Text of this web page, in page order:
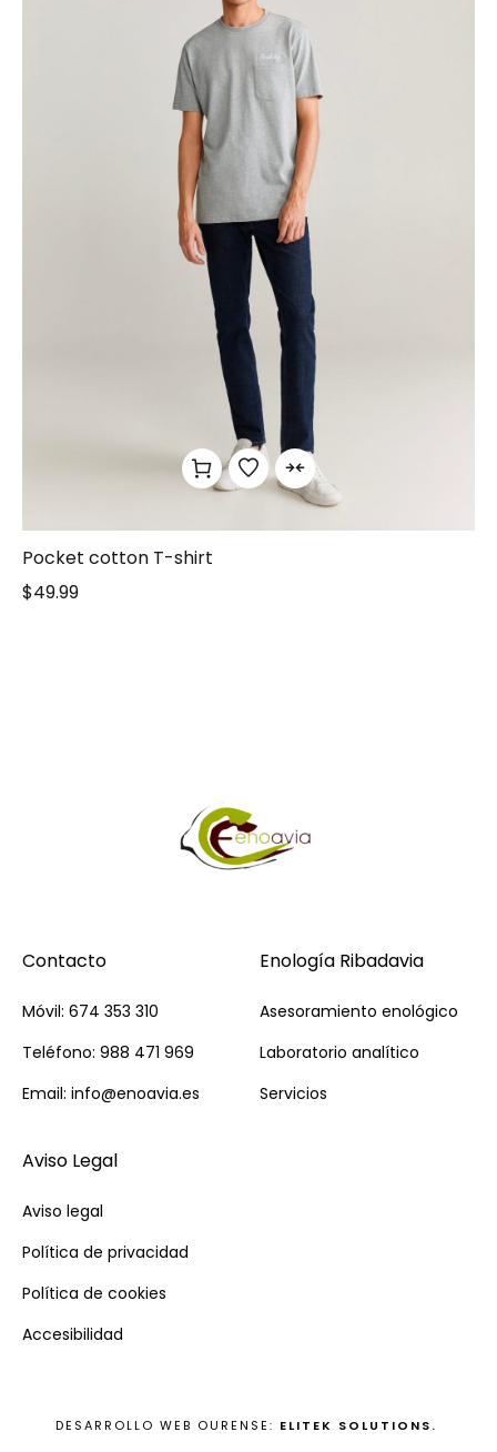
Pocket cotton T-shirt
$49.99
Contacto
Móvil: 674 353 310
Teléfono: 988 471 969
Email: info@enoavia.es
Enología Ribadavia
Asesoramiento enológico
Laboratorio analítico
Servicios
Aviso Legal
Aviso legal
Política de privacidad
Política de cookies
Accesibilidad
DESARROLLO WEB OURENSE: ELITEK SOLUTIONS.